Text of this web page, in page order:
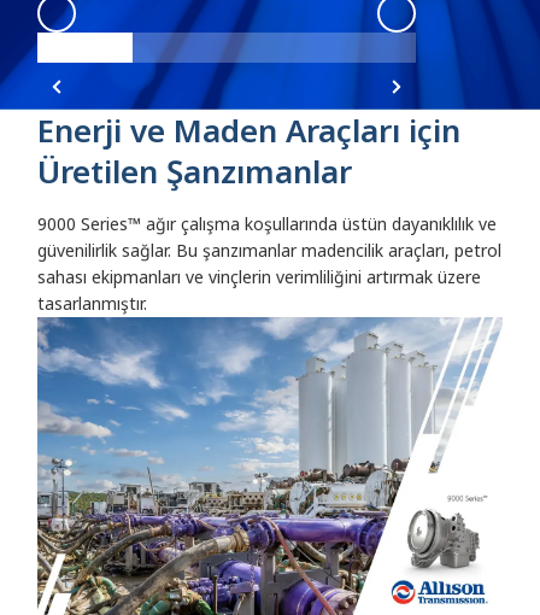
9000 Angle 1 Angle 1 9000 Angle 1 :
Enerji ve Maden Araçları için
Üretilen Şanzımanlar
9000 Series™ ağır çalışma koşullarında üstün dayanıklılık ve
güvenilirlik sağlar. Bu şanzımanlar madencilik araçları, petrol
sahası ekipmanları ve vinçlerin verimliliğini artırmak üzere
tasarlanmıştır.